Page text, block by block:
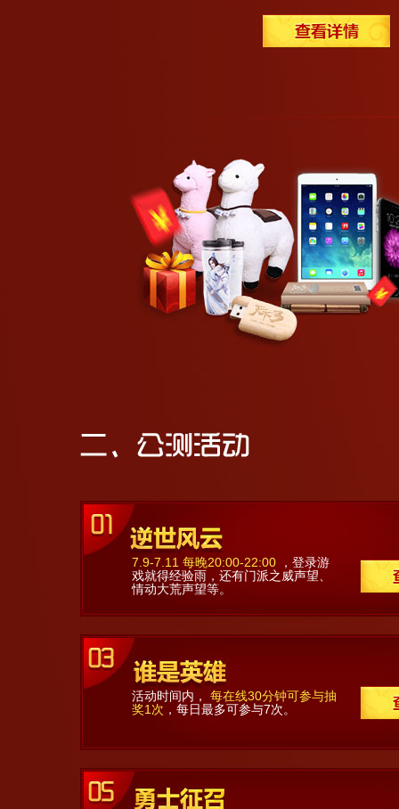
7.9-7.11 每晚20:00-22:00 ，登录游
戏就得经验雨，还有门派之威声望、
情动大荒声望等。
活动时间内， 每在线30分钟可参与抽
奖1次 ，每日最多可参与7次。